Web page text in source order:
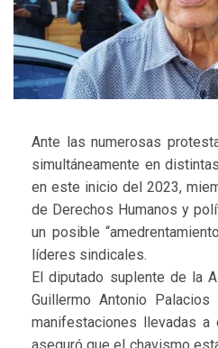
Ante las numerosas
simultáneamente en
en este inicio del 2023,
de Derechos Humanos y
un posible
líderes sindicales.
El diputado suplente de la
Guillermo Antonio
manifestaciones llevadas a